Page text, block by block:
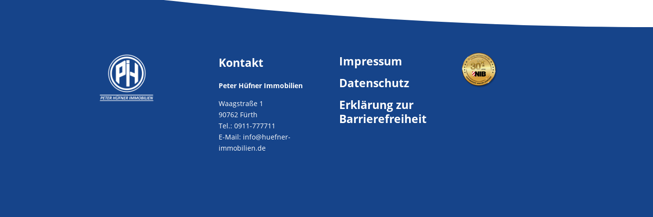
Kontakt
Peter Hüfner Immobilien
Waagstraße 1
90762 Fürth
Tel.: 0911-777711
E-Mail: info@huefner-
immobilien.de
Impressum
Datenschutz
Erklärung zur
Barrierefreiheit